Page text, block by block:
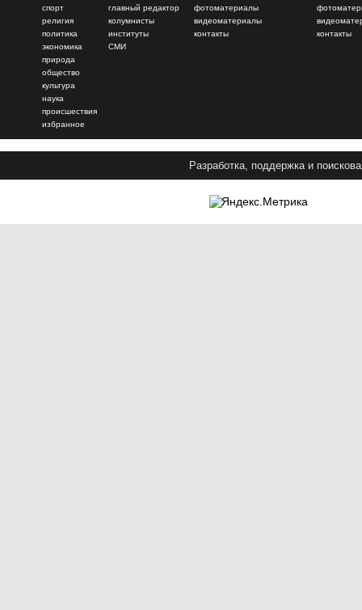
спорт
религия
политика
экономика
природа
общество
культура
наука
происшествия
избранное
главный редактор
колумнисты
институты
СМИ
фотоматериалы
видеоматериалы
контакты
контакты
Разработка, поддержка и